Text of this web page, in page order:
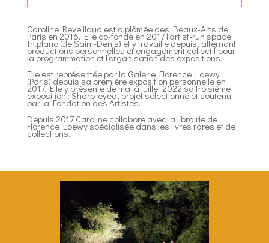
Caroline Reveillaud est diplômée des Beaux-Arts de
Paris en 2016. Elle co-fonde en 2017 l’artist-run space
In.plano (Île Saint-Denis) et y travaille depuis, alternant
productions personnelles et engagement collectif pour
la programmation et l’organisation des expositions.
Elle est représentée par la Galerie Florence Loewy
(Paris) depuis sa première exposition personnelle en
2017. Elle y présente de mai à juillet 2022 sa troisième
exposition : Sharp-eyed, projet sélectionné et soutenu
par la Fondation des Artistes.
Depuis 2017 Caroline collabore avec la librairie de
Florence Loewy spécialisée dans les livres rares et de
collections.